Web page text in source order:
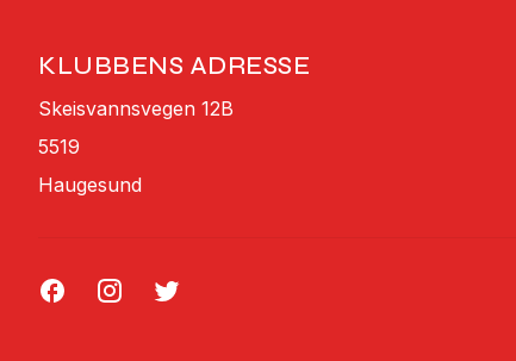
KLUBBENS ADRESSE
Skeisvannsvegen 12B
5519
Haugesund